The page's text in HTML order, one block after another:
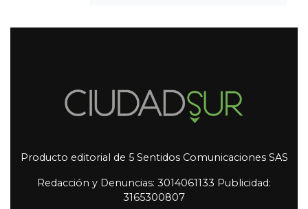
Producto editorial de 5 Sentidos Comunicaciones SAS
Redacción y Denuncias: 3014061133 Publicidad:
3165300807